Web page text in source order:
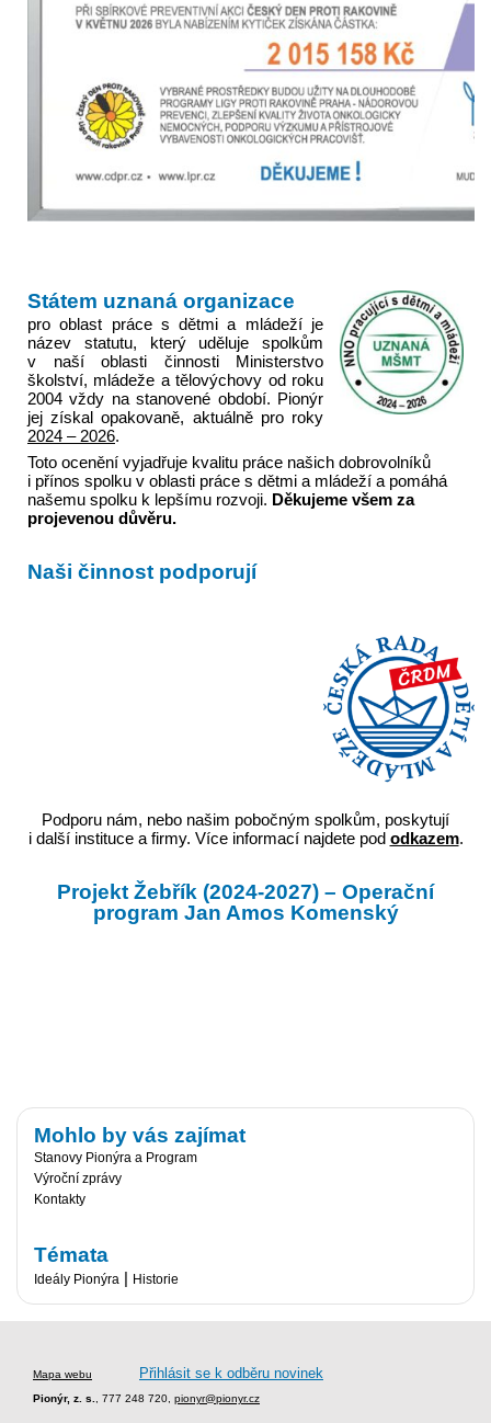
Státem uznaná organizace
pro oblast práce s dětmi a mládeží je
název statutu, který uděluje spolkům
v naší oblasti činnosti Ministerstvo
školství, mládeže a tělovýchovy od roku
2004 vždy na stanovené období. Pionýr
jej získal opakovaně, aktuálně pro roky
2024 – 2026.
Toto ocenění vyjadřuje kvalitu práce našich dobrovolníků
i přínos spolku v oblasti práce s dětmi a mládeží a pomáhá
našemu spolku k lepšímu rozvoji. Děkujeme všem za
projevenou důvěru.
Naši činnost podporují
Podporu nám, nebo našim pobočným spolkům, poskytují
i další instituce a firmy. Více informací najdete pod odkazem.
Projekt Žebřík (2024-2027) – Operační
program Jan Amos Komenský
Mohlo by vás zajímat
Stanovy Pionýra a Program
Výroční zprávy
Kontakty
Témata
Ideály Pionýra | Historie
Mapa webu Přihlásit se k odběru novinek
Pionýr, z. s. , 777 248 720, pionyr@pionyr.cz